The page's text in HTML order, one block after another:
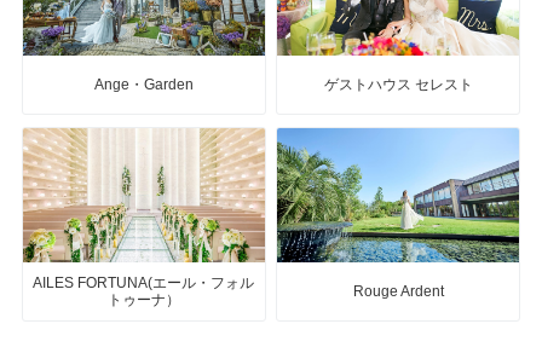
Ange・Garden ゲストハウス セレスト
AILES FORTUNA(エール・フォル
トゥーナ）
Rouge Ardent